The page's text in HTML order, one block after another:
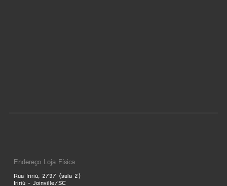
Endereço Loja Física
Rua Iririú, 2797 (sala 2)
Iririú - Joinville/SC